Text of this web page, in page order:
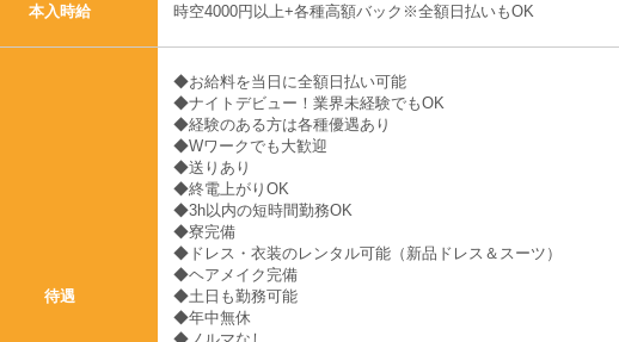
本入時給 時空4000円以上+各種高額バック※全額日払いもOK
待遇
◆お給料を当日に全額日払い可能
◆ナイトデビュー！業界未経験でもOK
◆経験のある方は各種優遇あり
◆Wワークでも大歓迎
◆送りあり
◆終電上がりOK
◆3h以内の短時間勤務OK
◆寮完備
◆ドレス・衣装のレンタル可能（新品ドレス＆スーツ）
◆ヘアメイク完備
◆土日も勤務可能
◆年中無休